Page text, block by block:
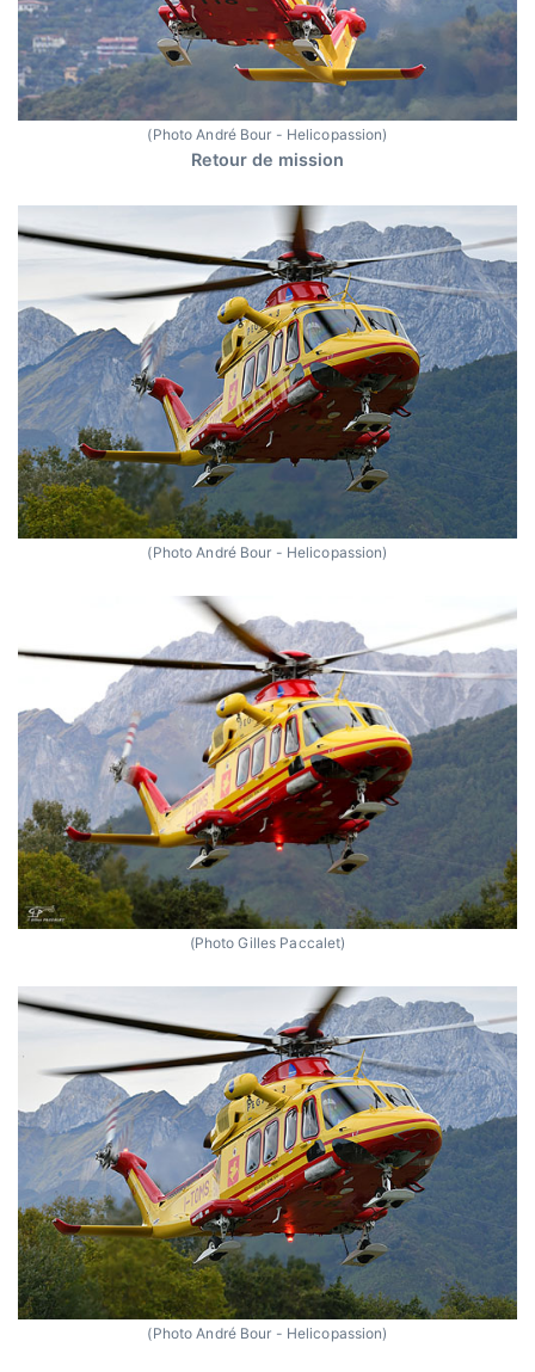
(Photo André Bour - Helicopassion)
Retour de mission
(Photo André Bour - Helicopassion)
(Photo Gilles Paccalet)
(Photo André Bour - Helicopassion)